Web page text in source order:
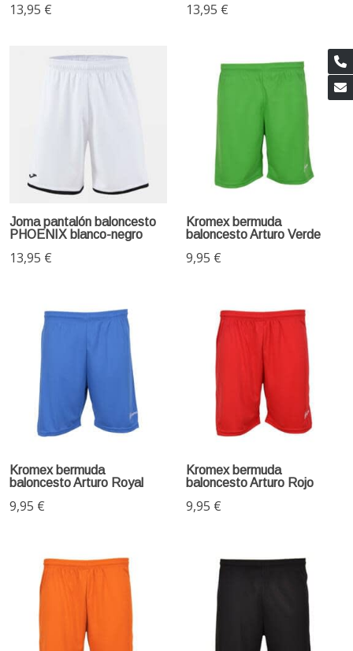
13,95 € 13,95 €
Joma pantalón baloncesto
PHOENIX blanco-negro
13,95 €
Kromex bermuda
baloncesto Arturo Verde
9,95 €
Kromex bermuda
baloncesto Arturo Royal
9,95 €
Kromex bermuda
baloncesto Arturo Rojo
9,95 €